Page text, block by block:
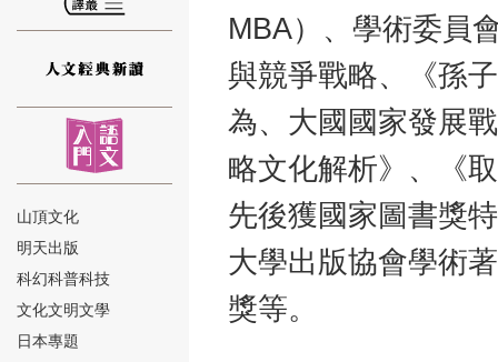
⑫
⑬
山頂文化
明天出版
科幻科普科技
文化文明文學
日本專題
MBA）、學術委員
與競爭戰略、《孫
為、大國國家發展
略文化解析》、《
先後獲國家圖書獎
大學出版協會學術
獎等。